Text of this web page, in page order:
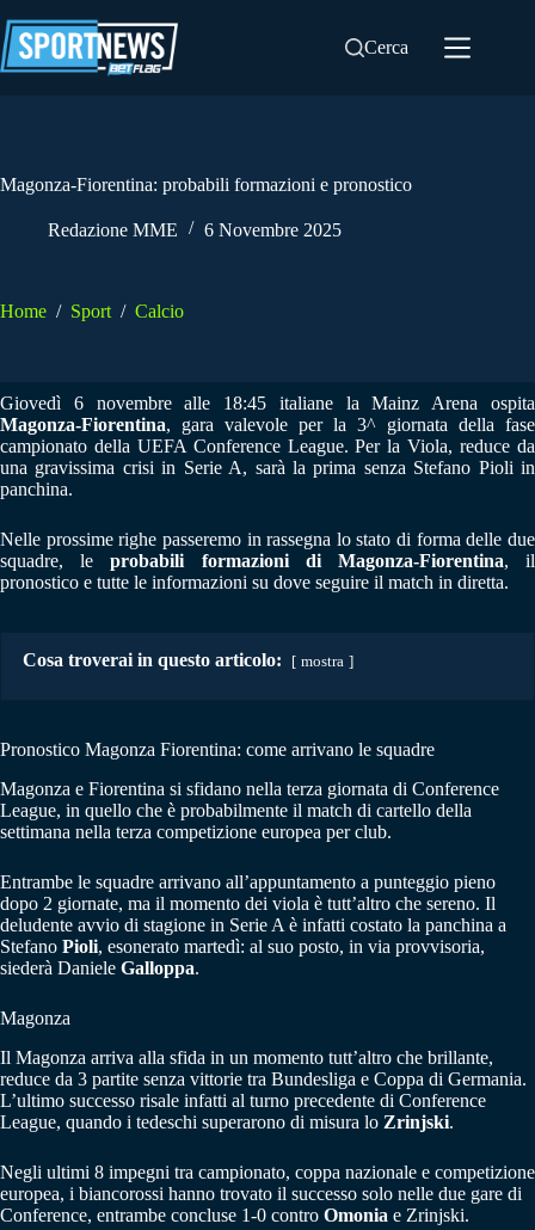
al
contenuto
Cerca
Magonza-Fiorentina: probabili formazioni e pronostico
Redazione MME 6 Novembre 2025
Home / Sport / Calcio
Giovedì 6 novembre alle 18:45 italiane la Mainz Arena ospita
Magonza-Fiorentina, gara valevole per la 3^ giornata della fase
campionato della UEFA Conference League. Per la Viola, reduce da
una gravissima crisi in Serie A, sarà la prima senza Stefano Pioli in
panchina.
Nelle prossime righe passeremo in rassegna lo stato di forma delle due
squadre, leprobabili formazioni di Magonza-Fiorentina, il
pronostico e tutte le informazioni su dove seguire il match in diretta.
Cosa troverai in questo articolo: mostra
Pronostico Magonza Fiorentina: come arrivano le squadre
Magonza e Fiorentina si sfidano nella terza giornata di Conference
League, in quello che è probabilmente il match di cartello della
settimana nella terza competizione europea per club.
Entrambe le squadre arrivano all’appuntamento a punteggio pieno
dopo 2 giornate, ma il momento dei viola è tutt’altro che sereno. Il
deludente avvio di stagione in Serie A è infatti costato la panchina a
Stefano Pioli, esonerato martedì: al suo posto, in via provvisoria,
siederà Daniele Galloppa.
Magonza
Il Magonza arriva alla sfida in un momento tutt’altro che brillante,
reduce da 3 partite senza vittorie tra Bundesliga e Coppa di Germania.
L’ultimo successo risale infatti al turno precedente di Conference
League, quando i tedeschi superarono di misura lo Zrinjski.
Negli ultimi 8 impegni tra campionato, coppa nazionale e competizione
europea, i biancorossi hanno trovato il successo solo nelle due gare di
Conference, entrambe concluse 1-0 contro Omonia e Zrinjski.